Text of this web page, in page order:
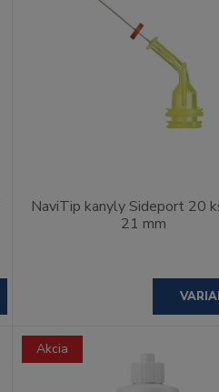
NaviTip kanyly Sideport 20
21 mm
Akcia